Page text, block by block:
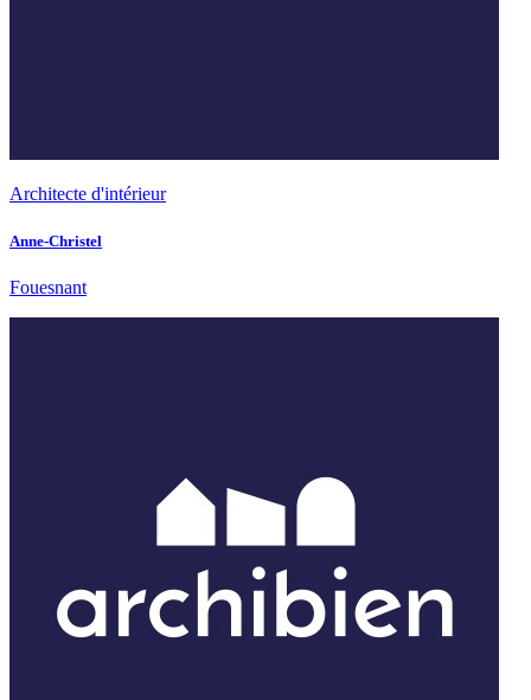
Architecte d'intérieur
Anne-Christel
Fouesnant